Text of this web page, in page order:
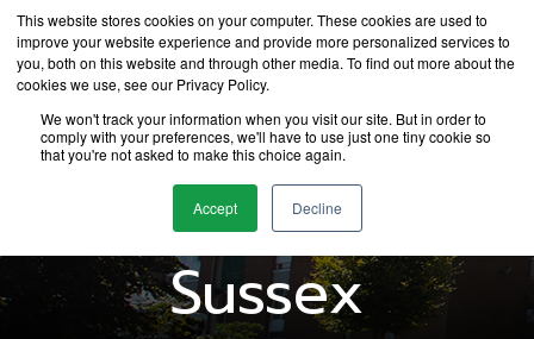
This website stores cookies on your computer. These cookies are used to
improve your website experience and provide more personalized services to
you, both on this website and through other media. To find out more about the
cookies we use, see our Privacy Policy.
We won't track your information when you visit our site. But in order to
comply with your preferences, we'll have to use just one tiny cookie so
that you're not asked to make this choice again.
Accept Decline
University of
Sussex